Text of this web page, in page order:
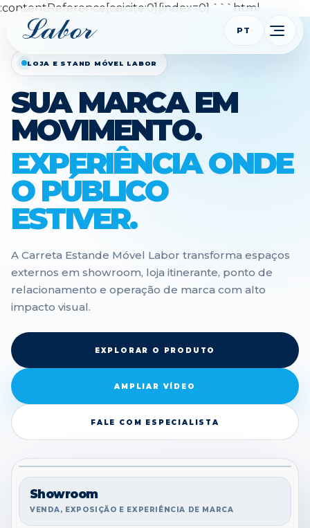
PT
:contentReference[oaicite:0]{index=0} ```html
LOJA E STAND MÓVEL LABOR
SUA MARCA EM
MOVIMENTO.
EXPERIÊNCIA ONDE
O PÚBLICO
ESTIVER.
A Carreta Estande Móvel Labor transforma espaços
externos em showroom, loja itinerante, ponto de
relacionamento e operação de marca com alto
impacto visual.
EXPLORAR O PRODUTO
AMPLIAR VÍDEO
FALE COM ESPECIALISTA
Showroom
VENDA, EXPOSIÇÃO E EXPERIÊNCIA DE MARCA